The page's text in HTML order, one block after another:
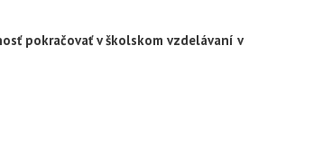
pokračovať v školskom vzdelávaní v